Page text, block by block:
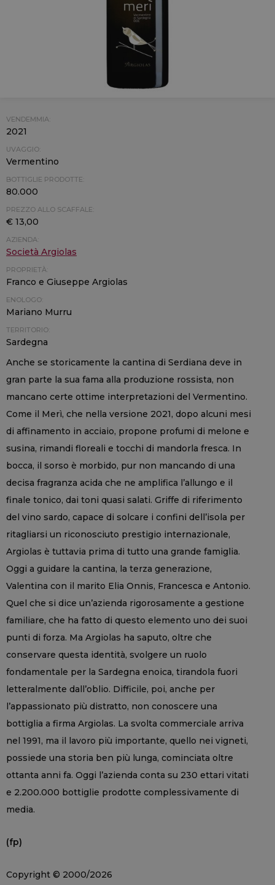
VENDEMMIA:
2021
UVAGGIO:
Vermentino
BOTTIGLIE PRODOTTE:
80.000
PREZZO ALLO SCAFFALE:
€ 13,00
AZIENDA:
Società Argiolas
PROPRIETÀ:
Franco e Giuseppe Argiolas
ENOLOGO:
Mariano Murru
TERRITORIO:
Sardegna
Anche se storicamente la cantina di Serdiana deve in
gran parte la sua fama alla produzione rossista, non
mancano certe ottime interpretazioni del Vermentino.
Come il Merì, che nella versione 2021, dopo alcuni mesi
di affinamento in acciaio, propone profumi di melone e
susina, rimandi floreali e tocchi di mandorla fresca. In
bocca, il sorso è morbido, pur non mancando di una
decisa fragranza acida che ne amplifica l’allungo e il
finale tonico, dai toni quasi salati. Griffe di riferimento
del vino sardo, capace di solcare i confini dell’isola per
ritagliarsi un riconosciuto prestigio internazionale,
Argiolas è tuttavia prima di tutto una grande famiglia.
Oggi a guidare la cantina, la terza generazione,
Valentina con il marito Elia Onnis, Francesca e Antonio.
Quel che si dice un’azienda rigorosamente a gestione
familiare, che ha fatto di questo elemento uno dei suoi
punti di forza. Ma Argiolas ha saputo, oltre che
conservare questa identità, svolgere un ruolo
fondamentale per la Sardegna enoica, tirandola fuori
letteralmente dall’oblio. Difficile, poi, anche per
l’appassionato più distratto, non conoscere una
bottiglia a firma Argiolas. La svolta commerciale arriva
nel 1991, ma il lavoro più importante, quello nei vigneti,
possiede una storia ben più lunga, cominciata oltre
ottanta anni fa. Oggi l’azienda conta su 230 ettari vitati
e 2.200.000 bottiglie prodotte complessivamente di
media.
(fp)
Copyright © 2000/2026